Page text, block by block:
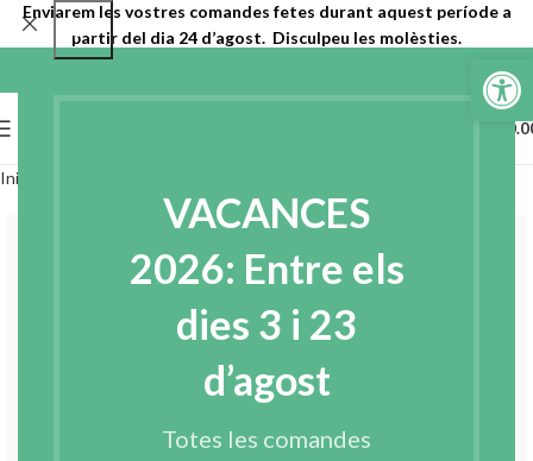
VACANCES
2026: Entre els
dies 3 i 23
d’agost
Totes les comandes
Obre la
Inici
Enviarem les vostres comandes fetes durant aquest període a
partir del dia 24 d’agost. Disculpeu les molèsties.